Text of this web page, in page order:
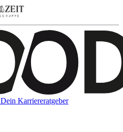
Dein Karriereratgeber